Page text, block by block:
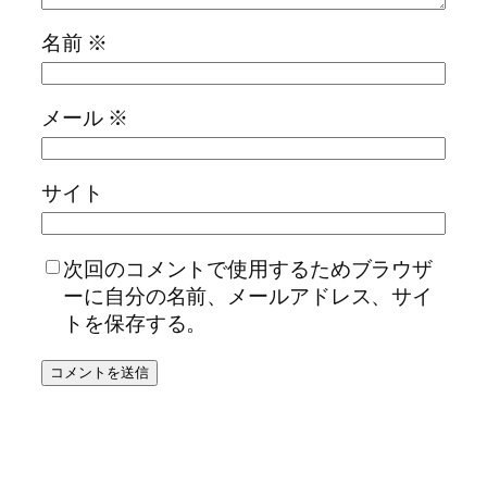
名前 ※
メール ※
サイト
次回のコメントで使用するためブラウザ
ーに自分の名前、メールアドレス、サイ
トを保存する。